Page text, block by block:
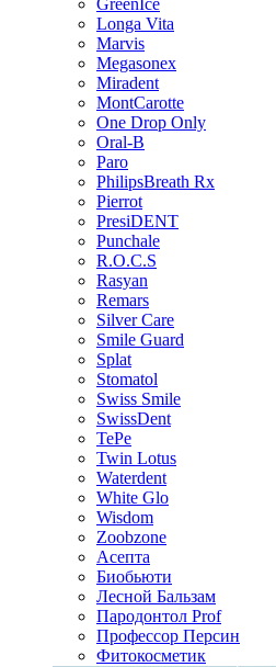
GreenIce
Longa Vita
Marvis
Megasonex
Miradent
MontCarotte
One Drop Only
Oral-B
Paro
PhilipsBreath Rx
Pierrot
PresiDENT
Punchale
R.O.C.S
Rasyan
Remars
Silver Care
Smile Guard
Splat
Stomatol
Swiss Smile
SwissDent
TePe
Twin Lotus
Waterdent
White Glo
Wisdom
Zoobzone
Асепта
Биобьюти
Лесной Бальзам
Пародонтол Prof
Профессор Персин
Фитокосметик